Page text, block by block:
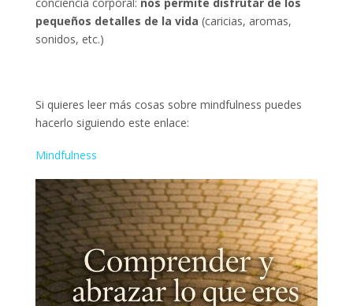
pequeños detalles de la vida (caricias, aromas,
sonidos, etc.)
Si quieres leer más cosas sobre mindfulness puedes
hacerlo siguiendo este enlace:
Mindfulness